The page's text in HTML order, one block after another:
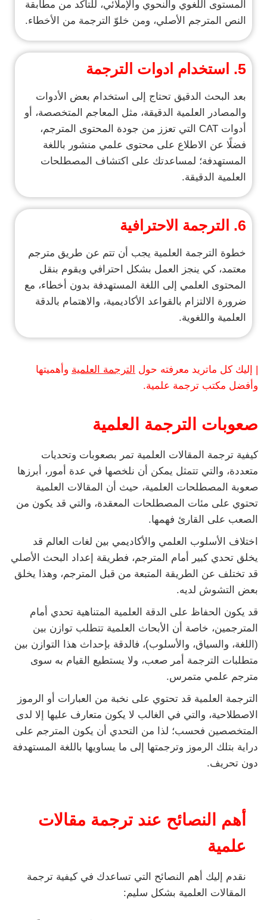
المستوى اللغوي والنحوي والإملائي، للتأكد من مطابقة
النص المترجم الأصلي، ومن خلوّ الترجمة من الأخطاء.
5. استخدام ادوات الترجمة
بعد البحث الدقيق تحتاج إلى استخدام بعض الأدوات
والمصادر العلمية الدقيقة، مثل المعاجم المتخصصة، أو
أدوات CAT التي تعزز من جودة المحتوى المترجم،
فضلًا عن الاطلاع على محتوى علمي منشور باللغة
المستهدفة؛ لمساعدتك على اكتشاف المصطلحات
العلمية الدقيقة.
6. الترجمة الاحترافية
خطوة الترجمة العلمية يجب أن تتم عن طريق مترجم
معتمد، كي ينجز العمل بشكل احترافي ويقوم بنقل
المحتوى العلمي إلى اللغة المستهدفة بدون أخطاء، مع
ضرورة الالتزام بالقواعد الأكاديمية، والاهتمام بالدقة
العلمية واللغوية.
| إليك كل ماتريد معرفته حول الترجمة العلمية وأهميتها
وأفضل مكتب ترجمة علمية.
صعوبات الترجمة العلمية
كيفية ترجمة المقالات العلمية تمر بصعوبات وتحديات
متعددة، والتي تتمثل يمكن أن نلخصها في عدة أمور، أبرزها
صعوبة المصطلحات العلمية، حيث أن المقالات العلمية
تحتوي على مئات المصطلحات المعقدة، والتي قد يكون من
الصعب على القارئ فهمها.
اختلاف الأسلوب العلمي والأكاديمي بين لغات العالم قد
يخلق تحدي كبير أمام المترجم، فطريقة إعداد البحث الأصلي
قد تختلف عن الطريقة المتبعة من قبل المترجم، وهذا يخلق
بعض التشوش لديه.
قد يكون الحفاظ على الدقة العلمية المتناهية تحدي أمام
المترجمين، خاصة أن الأبحاث العلمية تتطلب توازن بين
(اللغة، والسياق، والأسلوب)، فالدقة بإحداث هذا التوازن بين
متطلبات الترجمة أمر صعب، ولا يستطيع القيام به سوى
مترجم علمي متمرس.
الترجمة العلمية قد تحتوي على نخبة من العبارات أو الرموز
الاصطلاحية، والتي في الغالب لا يكون متعارف عليها إلا لدى
المتخصصين فحسب؛ لذا من التحدي أن يكون المترجم على
دراية بتلك الرموز وترجمتها إلى ما يساويها باللغة المستهدفة
دون تحريف.
أهم النصائح عند ترجمة مقالات
علمية
نقدم إليك أهم النصائح التي تساعدك في كيفية ترجمة
المقالات العلمية بشكل سليم: